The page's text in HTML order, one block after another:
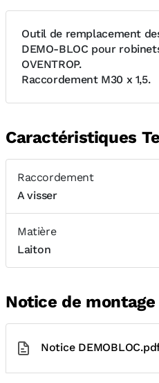
Outil de remplacement
DEMO-BLOC pour
OVENTROP.
Raccordement M30 x 1,5.
Caractéristiques
Raccordement
A visser
Matière
Laiton
Notice de montage
Notice